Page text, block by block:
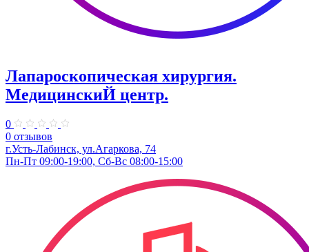
Лапароскопическая хирургия.
МедицинскиЙ центр.
0
0 отзывов
г.Усть-Лабинск, ул.Агаркова, 74
Пн-Пт 09:00-19:00, Сб-Вс 08:00-15:00